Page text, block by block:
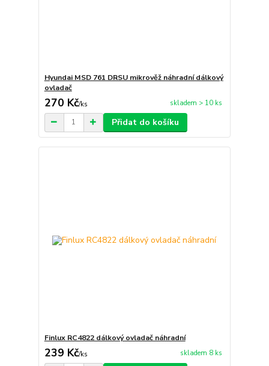
Hyundai MSD 761 DRSU mikrověž náhradní dálkový
ovladač
270 Kč/ks skladem > 10 ks
Přidat do košíku
Finlux RC4822 dálkový ovladač náhradní
239 Kč/ks skladem 8 ks